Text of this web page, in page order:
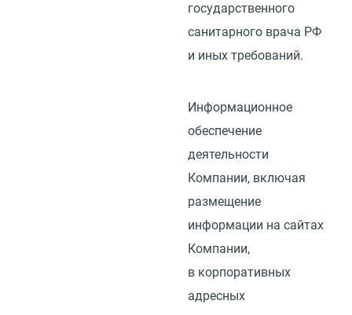
государственного
санитарного врача РФ
и иных требований.
Информационное
обеспечение
деятельности
Компании, включая
размещение
информации на сайтах
Компании,
в корпоративных
адресных